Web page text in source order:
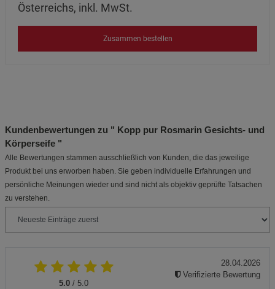
Österreichs, inkl. MwSt.
Zusammen bestellen
Kundenbewertungen zu " Kopp pur Rosmarin Gesichts- und
Körperseife "
Alle Bewertungen stammen ausschließlich von Kunden, die das jeweilige
Produkt bei uns erworben haben. Sie geben individuelle Erfahrungen und
persönliche Meinungen wieder und sind nicht als objektiv geprüfte Tatsachen
zu verstehen.
5.0 / 5.0
28.04.2026
Verifizierte Bewertung